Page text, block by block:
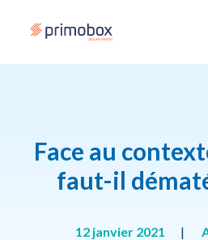
Devenir
Face au
faut-il
12 janvier 2021 |